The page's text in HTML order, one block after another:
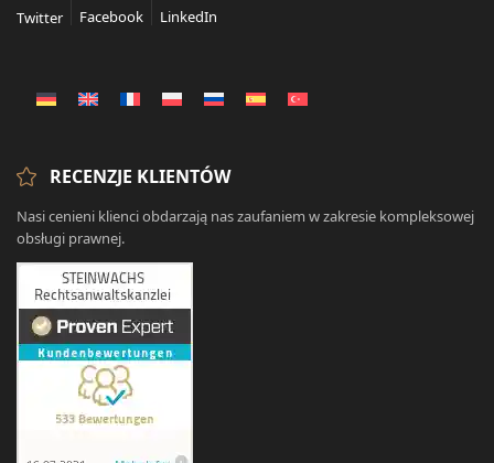
Twitter Facebook LinkedIn
RECENZJE KLIENTÓW
Nasi cenieni klienci obdarzają nas zaufaniem w zakresie kompleksowej
obsługi prawnej.